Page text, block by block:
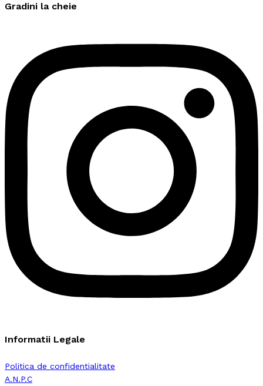
Gradini la cheie
Informatii Legale
Politica de confidentialitate
A.N.P.C